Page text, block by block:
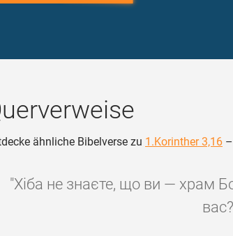
ähnliche Bibelverse zu 1.Korinther 3,16
"Хіба не знаєте, що ви — храм